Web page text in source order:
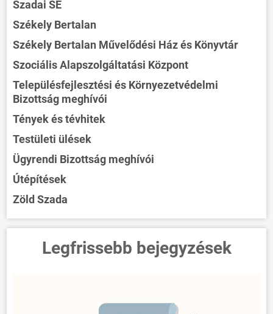
Szadai SE
Székely Bertalan
Székely Bertalan Művelődési Ház és Könyvtár
Szociális Alapszolgáltatási Központ
Településfejlesztési és Környezetvédelmi
Bizottság meghívói
Tények és tévhitek
Testületi ülések
Ügyrendi Bizottság meghívói
Útépítések
Zöld Szada
Legfrissebb bejegyzések